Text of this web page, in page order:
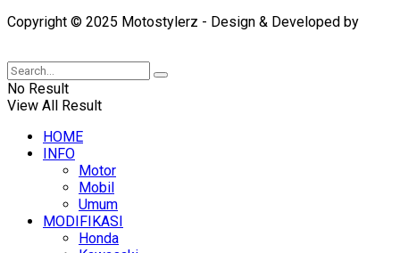
Copyright © 2025 Motostylerz - Design & Developed by
No Result
View All Result
HOME
INFO
Motor
Mobil
Umum
MODIFIKASI
Honda